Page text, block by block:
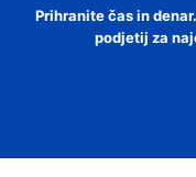
Prihranite čas in
podjetij za